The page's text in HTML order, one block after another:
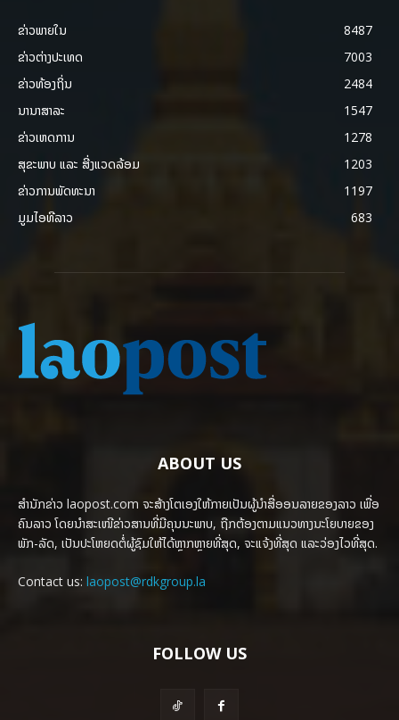
ຂ່າວພາຍ​ໃນ
8487
ຂ່າວຕ່າງປະເທດ
7003
ຂ່າວທ້ອງຖິ່ນ
2484
ນານາສາລະ
1547
ຂ່າວເຫດການ
1278
ສຸຂະພາບ ແລະ ສີ່ງແວດລ້ອມ
1203
ຂ່າວການພັດທະນາ
1197
ມູມໄອທີລາວ
683
ABOUT US
ສຳນັກຂ່າວ laopost.com ຈະສ້າງໂຕເອງໃຫ້ກາຍເປັນຜູ້ນຳສື່ອອນລາຍຂອງລາວ ເພື່ອ
ຄົນລາວ ໂດຍນຳສະເໜີຂ່າວສານທີ່ມີຄຸນນະພາບ, ຖືກຕ້ອງຕາມແນວທາງນະໂຍບາຍຂອງ
ພັກ-ລັດ, ເປັນປະໂຫຍດຕໍ່ຜູ້ຊົມໃຫ້ໄດ້ຫຼາກຫຼາຍທີ່ສຸດ, ຈະແຈ້ງທີ່ສຸດ ແລະວ່ອງໄວທີ່ສຸດ.
Contact us: laopost@rdkgroup.la
FOLLOW US